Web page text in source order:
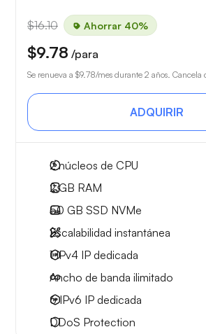
$16.10 Ahorrar 40%
$9.78 /para
Se renueva a $9.78/mes durante 2 años. Cancela
ADQUIRIR
2núcleos de CPU
2 GB RAM
50 GB SSD NVMe
Escalabilidad instantánea
1 IPv4 IP dedicada
Ancho de banda ilimitado
6 IPv6 IP dedicada
DDoS Protection